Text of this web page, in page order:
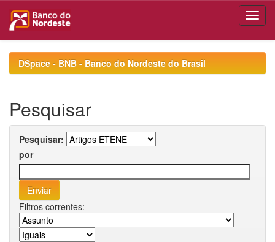
navigationDSpace - BNB - Banco do Nordeste do Brasil
Pesquisar
Pesquisar:
por
Filtros correntes: